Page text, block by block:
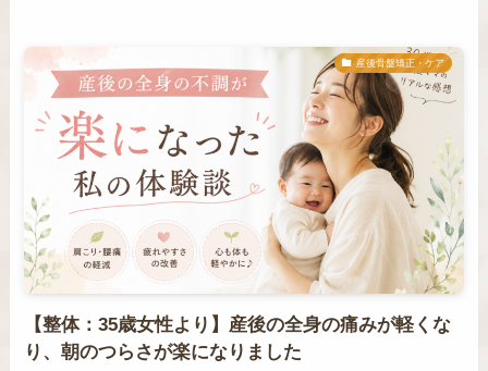
産後骨盤矯正・ケア
【整体：35歳女性より】産後の全身の痛みが軽くな
り、朝のつらさが楽になりました